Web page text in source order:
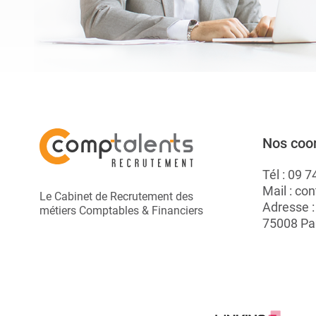
Le Cabinet de Recrutement des
métiers Comptables & Financiers
Nos
Tél : 09
Mail :
Adresse
75008